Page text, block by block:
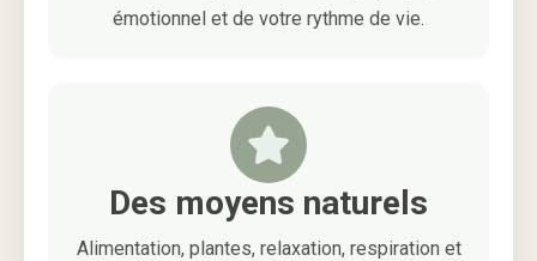
émotionnel et de votre rythme de vie.
Des moyens naturels
Alimentation, plantes, relaxation, respiration et